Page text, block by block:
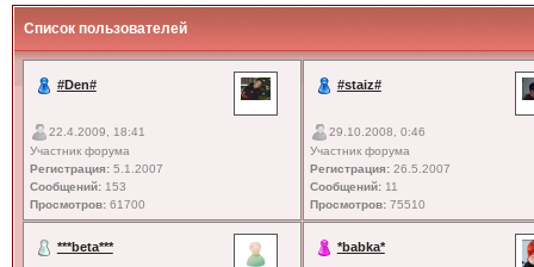
Список пользователей
#Den#
22.4.2009, 18:41
Участник форума
Регистрация:5.1.2007
Сообщений:153
Просмотров:61700
#staiz#
29.10.2008, 0:46
Участник форума
Регистрация:26.5.2007
Сообщений:11
Просмотров:75510
***beta*** *babka*